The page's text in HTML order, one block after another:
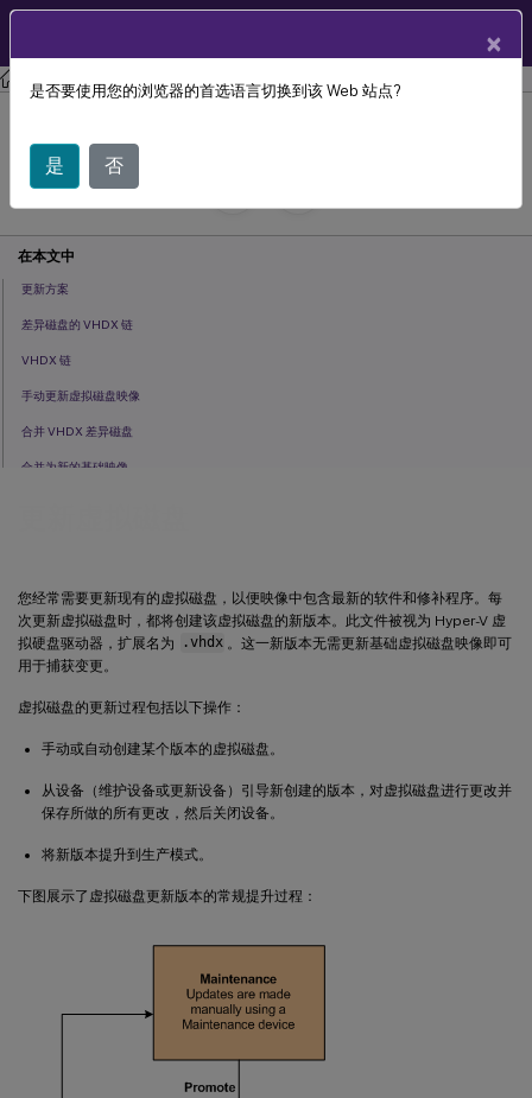
Citrix Provisioning Citrix Provisioning 2402 LTSR
您经常需要更新现有的虚拟磁盘，以便映像中包含最新的软件和修补程序。每
次更新虚拟磁盘时，都将创建该虚拟磁盘的新版本。此文件被视为 Hyper-V 虚
拟硬盘驱动器，扩展名为
.vhdx 。这一新版本无需更新基础虚拟磁盘映像即可
用于捕获变更。
虚拟磁盘的更新过程包括以下操作：
手动或自动创建某个版本的虚拟磁盘。
从设备（维护设备或更新设备）引导新创建的版本，对虚拟磁盘进行更改并
保存所做的所有更改，然后关闭设备。
将新版本提升到生产模式。
下图展示了虚拟磁盘更新版本的常规提升过程：
更新虚拟磁盘
July 29, 2024
C
在本文中
更新方案
差异磁盘的 VHDX 链
VHDX 链
手动更新虚拟磁盘映像
合并 VHDX 差异磁盘
合并为新的基础映像
更新目标设备上的虚拟磁盘
自动执行虚拟磁盘更新
“常规”选项卡
“凭据”选项卡
“高级”选项卡
×
是否要使用您的浏览器的首选语言切换到该 Web 站点?
是 否